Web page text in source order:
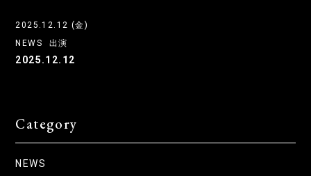
2025.12.12 (金)
NEWS
出演
2025.12.12
Category
NEWS